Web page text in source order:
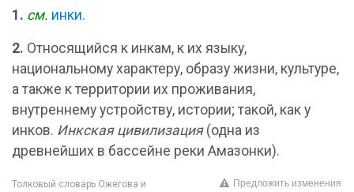
1. см. инки.
2. Относящийся к инкам, к их языку,
национальному характеру, образу жизни, культуре,
а также к территории их проживания,
внутреннему устройству, истории; такой, как у
инков. Инкская цивилизация(одна из
древнейших в бассейне реки Амазонки).
Толковый словарь Ожегова и
Предложить изменения